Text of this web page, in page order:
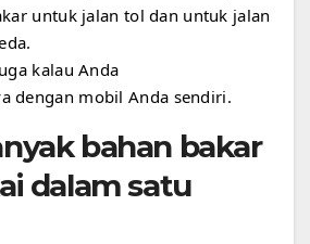
untuk jalan tol dan untuk jalan
kalau Anda
dengan mobil Anda sendiri.
bahan bakar
dalam satu